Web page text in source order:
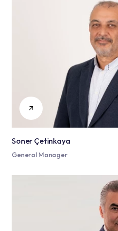
Soner Çetinkaya
General Manager